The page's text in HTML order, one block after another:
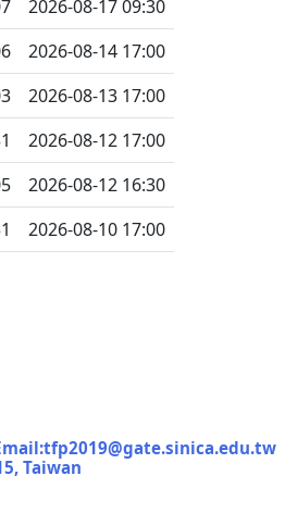
2026-08-17 09:30
2026-08-14 17:00
2026-08-13 17:00
2026-08-12 17:00
2026-08-12 16:30
2026-08-10 17:00
Email:tfp2019@gate.sinica.edu.tw
Taiwan